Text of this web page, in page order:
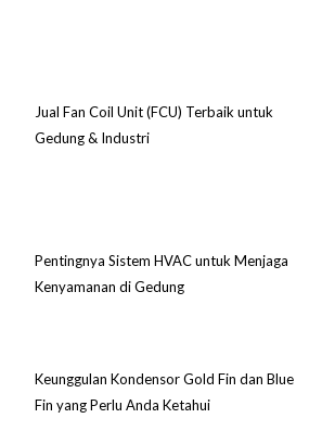
Jual Fan Coil Unit (FCU) Terbaik untuk
Gedung & Industri
Pentingnya Sistem HVAC untuk Menjaga
Kenyamanan di Gedung
Keunggulan Kondensor Gold Fin dan Blue
Fin yang Perlu Anda Ketahui